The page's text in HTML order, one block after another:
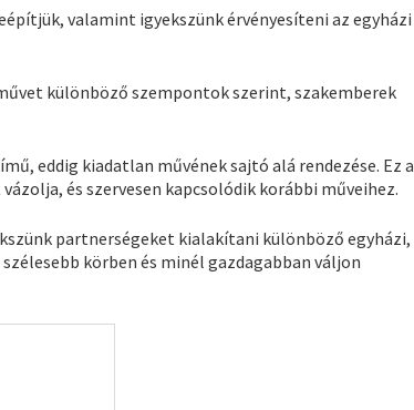
valamint igyekszünk érvényesíteni az egyházi
különböző szempontok szerint, szakemberek
eddig kiadatlan művének sajtó alá rendezése. Ez a
és szervesen kapcsolódik korábbi műveihez.
partnerségeket kialakítani különböző egyházi,
körben és minél gazdagabban váljon